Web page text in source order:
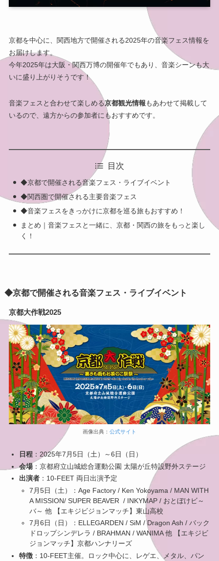
京都を中心に、関西地方で開催される2025年の音楽フェス情報を
お届けします。
今年2025年は大阪・関西万博の開催年でもあり、音楽シーンも大
いに盛り上がりそうです！
音楽フェスと合わせて楽しめる京都観光情報もあわせて掲載して
いるので、遠方からの参加者にもおすすめです。
目次
◆京都で開催される音楽フェス・ライブイベント
◆関西圏で開催される主要音楽フェス
◆音楽フェスをきっかけに京都を巡る旅もおすすめ！
まとめ｜音楽フェスと一緒に、京都・関西の旅をもっと楽し
く！
◆京都で開催される音楽フェス・ライブイベント
京都大作戦2025
画像出典： 公式サイト
日程：2025年7月5日（土）～6日（日）
会場：京都府立山城総合運動公園 太陽が丘特設野外ステージ
出演者：10-FEET 両日出演予定
7月5日（土）：Age Factory / Ken Yokoyama / MAN WITH
A MISSION/ SUPER BEAVER / INKYMAP / おとぼけビ～
バ～ 他 【エキジビジョンマッチ】東山高校
7月6日（日）：ELLEGARDEN / SiM / Dragon Ash / バック
ドロップシンデレラ / BRAHMAN / WANIMA 他 【エキジビ
ジョンマッチ】京都ハンナリーズ
特徴：10-FEET主催。ロック中心に、レゲエ、メタル、パン